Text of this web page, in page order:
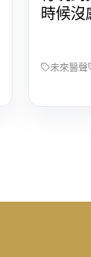
時候沒
未來醫聲